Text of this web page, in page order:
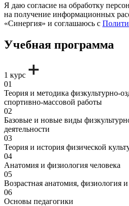
Я даю согласие на обработку
на получение информационных
«Синергия» и соглашаюсь c
Учебная программа
1 курс
01
Теория и методика физкультурно-
спортивно-массовой работы
02
Базовые и новые виды
деятельности
03
Теория и история физической
04
Анатомия и физиология человека
05
Возрастная анатомия, физиология
06
Основы педагогики